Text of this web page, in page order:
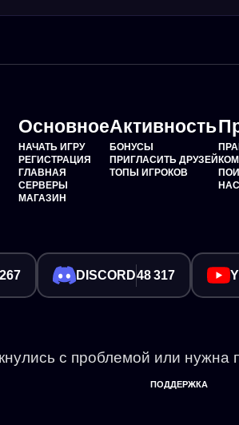
Основное
НАЧАТЬ ИГРУ
РЕГИСТРАЦИЯ
ГЛАВНАЯ
СЕРВЕРЫ
МАГАЗИН
Активность
БОНУСЫ
ПРИГЛАСИТЬ ДРУЗЕЙ
ТОПЫ ИГРОКОВ
DISCORD48 317
с проблемой или нужна
ПОДДЕРЖКА